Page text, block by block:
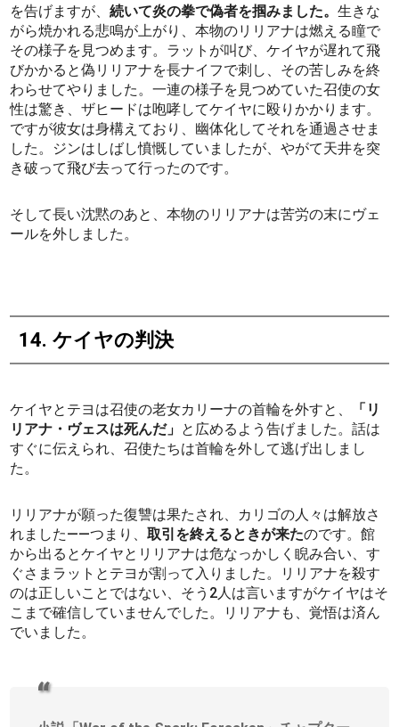
を告げますが、続いて炎の拳で偽者を掴みました。生きな
がら焼かれる悲鳴が上がり、本物のリリアナは燃える瞳で
その様子を見つめます。ラットが叫び、ケイヤが遅れて飛
びかかると偽リリアナを長ナイフで刺し、その苦しみを終
わらせてやりました。一連の様子を見つめていた召使の女
性は驚き、ザヒードは咆哮してケイヤに殴りかかります。
ですが彼女は身構えており、幽体化してそれを通過させま
した。ジンはしばし憤慨していましたが、やがて天井を突
き破って飛び去って行ったのです。
そして長い沈黙のあと、本物のリリアナは苦労の末にヴェ
ールを外しました。
14. ケイヤの判決
ケイヤとテヨは召使の老女カリーナの首輪を外すと、
「リ
リアナ・ヴェスは死んだ」 と広めるよう告げました。話は
すぐに伝えられ、召使たちは首輪を外して逃げ出しまし
た。
リリアナが願った復讐は果たされ、カリゴの人々は解放さ
れました――つまり、取引を終えるときが来たのです。館
から出るとケイヤとリリアナは危なっかしく睨み合い、す
ぐさまラットとテヨが割って入りました。リリアナを殺す
のは正しいことではない、そう2人は言いますがケイヤはそ
こまで確信していませんでした。リリアナも、覚悟は済ん
でいました。